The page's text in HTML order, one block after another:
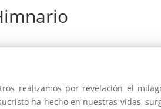
realizamos por revelación el
ha hecho en nuestras vidas,